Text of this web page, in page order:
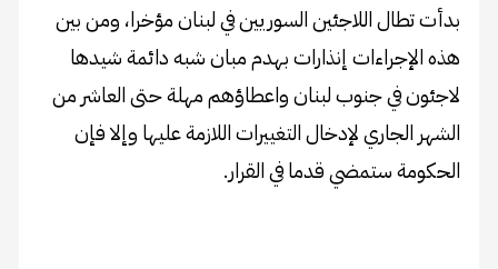
بدأت تطال اللاجئين السوريين في لبنان مؤخرا، ومن بين
هذه الإجراءات إنذارات بهدم مبان شبه دائمة شيدها
لاجئون في جنوب لبنان واعطاؤهم مهلة حتى العاشر من
الشهر الجاري لإدخال التغييرات اللازمة عليها وإلا فإن
الحكومة ستمضي قدما في القرار.